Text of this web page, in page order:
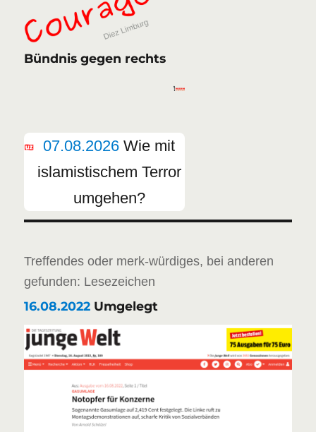
Bündnis gegen rechts
07.08.2026 Wie mit
islamistischem Terror
umgehen?
Treffendes oder merk-würdiges, bei anderen
gefunden: Lesezeichen
16.08.2022 Umgelegt